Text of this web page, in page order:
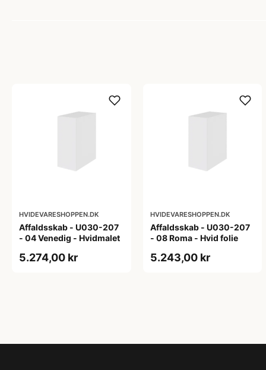
HVIDEVARESHOPPEN.DK
Affaldsskab - U030-207
- 04 Venedig - Hvidmalet
5.274,00 kr
HVIDEVARESHOPPEN.DK
Affaldsskab - U030-207
- 08 Roma - Hvid folie
5.243,00 kr